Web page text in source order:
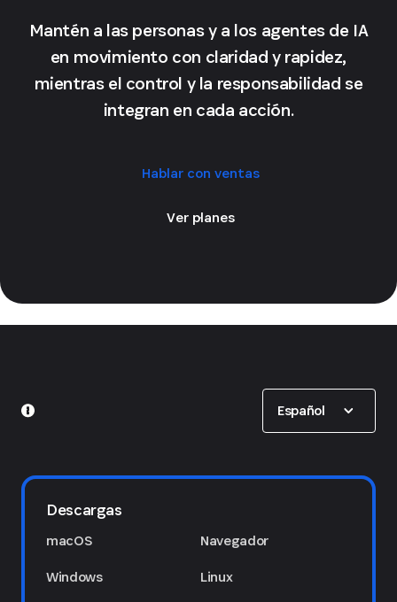
Mantén a las personas y a los agentes de IA
en movimiento con claridad y rapidez,
mientras el control y la responsabilidad se
integran en cada acción.
Hablar con ventas
Ver planes
Español
Descargas
macOS
Windows
Navegador
Linux